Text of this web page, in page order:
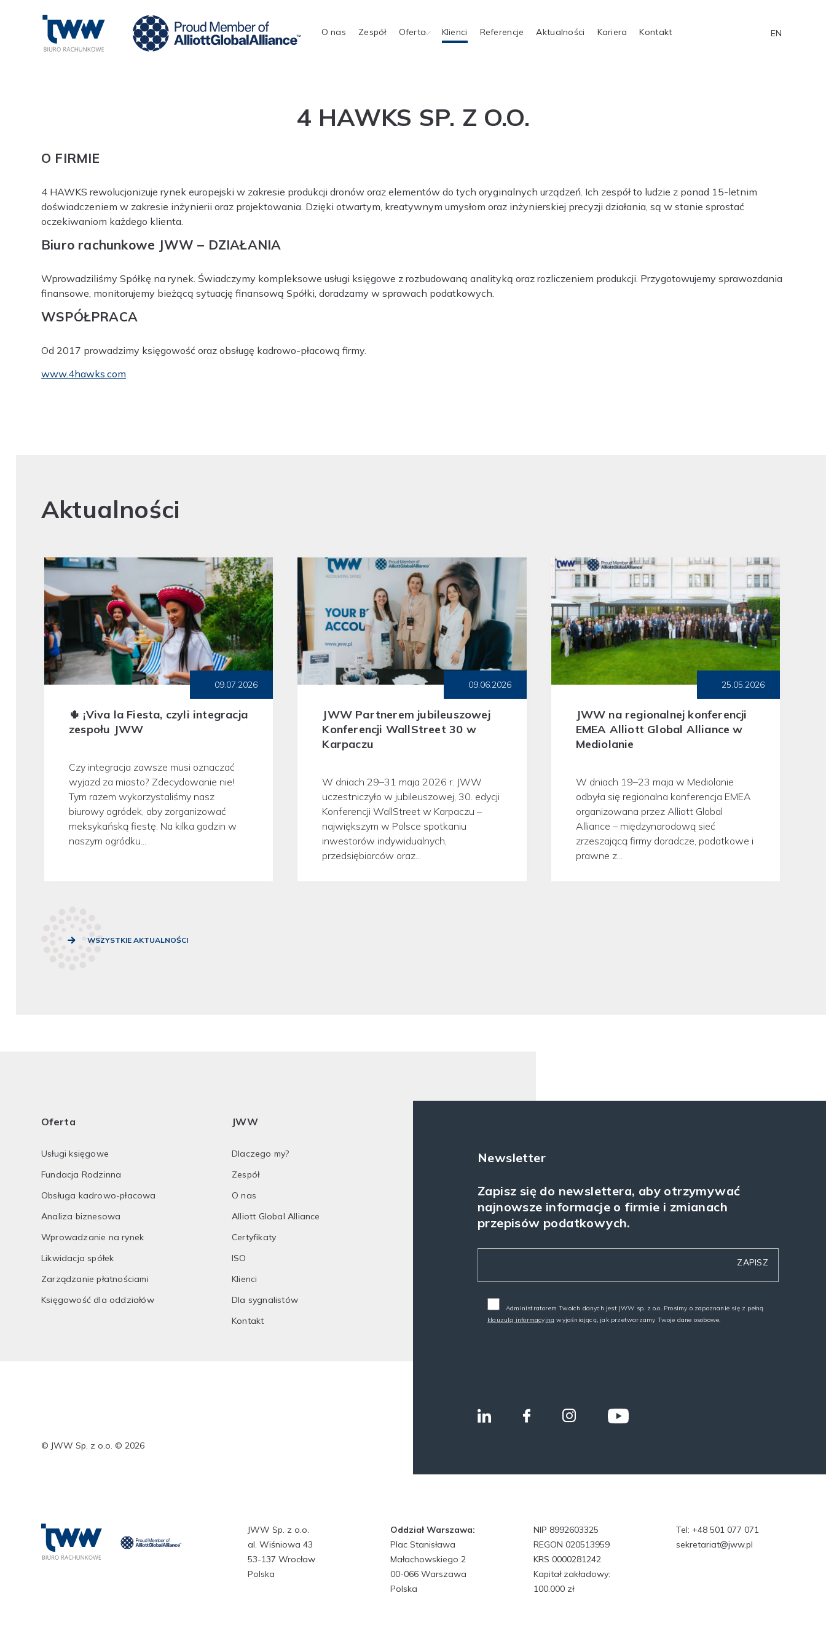
O nas Zespół Oferta Klienci Referencje Aktualności Kariera Kontakt EN
4 HAWKS SP. Z O.O.
O FIRMIE
4 HAWKS rewolucjonizuje rynek europejski w zakresie produkcji dronów oraz elementów do tych oryginalnych urządzeń. Ich zespół to ludzie z ponad 15-letnim
doświadczeniem w zakresie inżynierii oraz projektowania. Dzięki otwartym, kreatywnym umysłom oraz inżynierskiej precyzji działania, są w stanie sprostać
oczekiwaniom każdego klienta.
Biuro rachunkowe JWW – DZIAŁANIA
Wprowadziliśmy Spółkę na rynek. Świadczymy kompleksowe usługi księgowe z rozbudowaną analityką oraz rozliczeniem produkcji. Przygotowujemy sprawozdania
finansowe, monitorujemy bieżącą sytuację finansową Spółki, doradzamy w sprawach podatkowych.
WSPÓŁPRACA
Od 2017 prowadzimy księgowość oraz obsługę kadrowo-płacową firmy.
www.4hawks.com
Aktualności
🌵 ¡Viva la Fiesta, czyli integracja
zespołu JWW
09.07.2026
Czy integracja zawsze musi oznaczać
wyjazd za miasto? Zdecydowanie nie!
Tym razem wykorzystaliśmy nasz
biurowy ogródek, aby zorganizować
meksykańską fiestę. Na kilka godzin w
naszym ogródku...
JWW Partnerem jubileuszowej
Konferencji WallStreet 30 w
Karpaczu
09.06.2026
W dniach 29–31 maja 2026 r. JWW
uczestniczyło w jubileuszowej, 30. edycji
Konferencji WallStreet w Karpaczu –
największym w Polsce spotkaniu
inwestorów indywidualnych,
przedsiębiorców oraz...
JWW na regionalnej konferencji
EMEA Alliott Global Alliance w
Mediolanie
25.05.2026
W dniach 19–23 maja w Mediolanie
odbyła się regionalna konferencja EMEA
organizowana przez Alliott Global
Alliance – międzynarodową sieć
zrzeszającą firmy doradcze, podatkowe i
prawne z...
WSZYSTKIE AKTUALNOŚCI
Oferta
Usługi księgowe
Fundacja Rodzinna
Obsługa kadrowo-płacowa
Analiza biznesowa
Wprowadzanie na rynek
Likwidacja spółek
Zarządzanie płatnościami
Księgowość dla oddziałów
JWW
Dlaczego my?
Zespół
O nas
Alliott Global Alliance
Certyfikaty
ISO
Klienci
Dla sygnalistów
Kontakt
Newsletter
Zapisz się do newslettera, aby otrzymywać
najnowsze informacje o firmie i zmianach
przepisów podatkowych.
Administratorem Twoich danych jest JWW sp. z o.o. Prosimy o zapoznanie się z pełną
klauzulą informacyjną wyjaśniającą, jak przetwarzamy Twoje dane osobowe.
© JWW Sp. z o.o. © 2026
JWW Sp. z o.o.
al. Wiśniowa 43
53-137 Wrocław
Polska
Oddział Warszawa:
Plac Stanisława
Małachowskiego 2
00-066 Warszawa
Polska
NIP 8992603325
REGON 020513959
KRS 0000281242
Kapitał zakładowy:
100.000 zł
Tel:+48 501 077 071
sekretariat@jww.pl